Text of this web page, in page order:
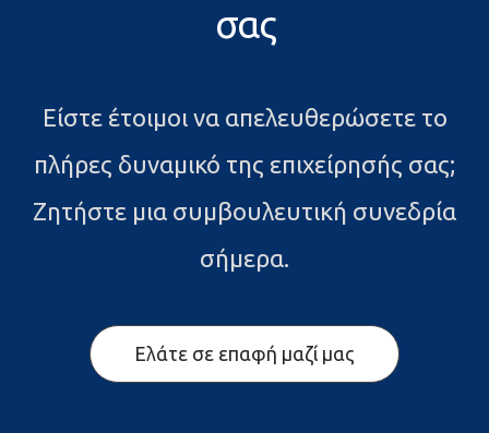
σας
Είστε έτοιμοι να απελευθερώσετε το
πλήρες δυναμικό της επιχείρησής σας;
Ζητήστε μια συμβουλευτική συνεδρία
σήμερα.
Ελάτε σε επαφή μαζί μας